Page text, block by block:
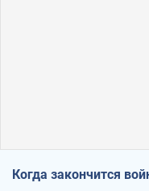
Когда закончится